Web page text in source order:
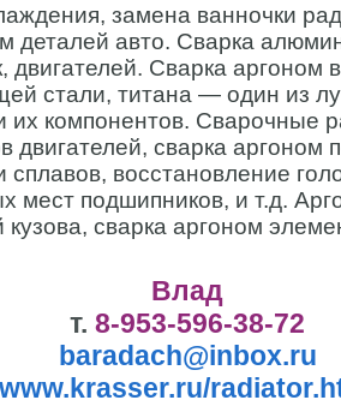
замена ванночки
деталей авто. Сварка
двигателей. Сварка аргоном
стали, титана — один из
компонентов. Сварочные
двигателей, сварка аргоном
восстановление
мест подшипников, и т.д.
кузова, сварка аргоном
Влад
т. 8-953-596-38-72
baradach@inbox.ru
www.krasser.ru/